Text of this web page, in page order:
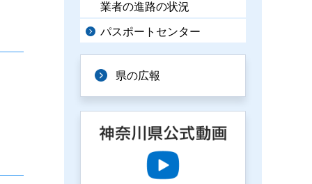
業者の進路の状況
パスポートセンター
県の広報